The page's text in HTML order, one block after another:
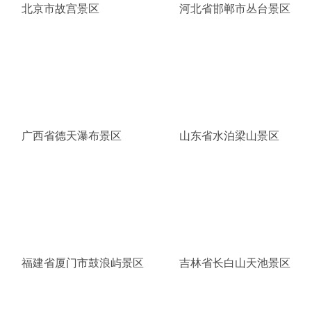
北京市故宫景区 河北省邯郸市丛台景区
广西省德天瀑布景区 山东省水泊梁山景区
福建省厦门市鼓浪屿景区 吉林省长白山天池景区